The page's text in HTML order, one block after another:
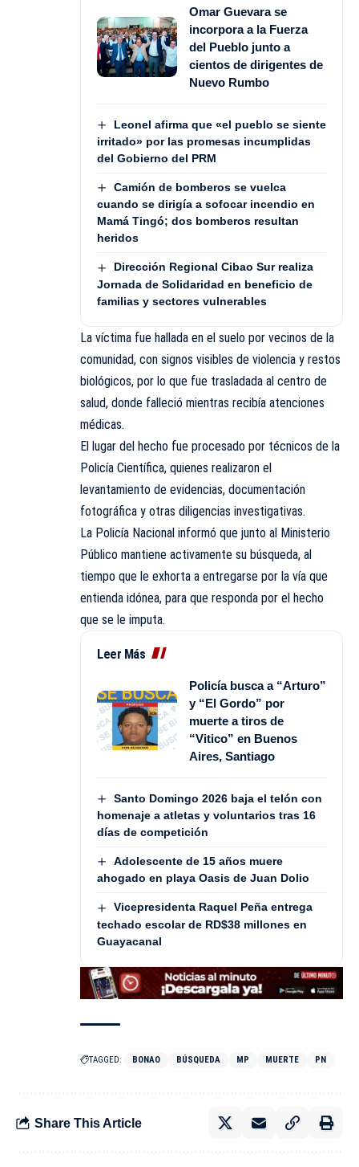
Omar Guevara se
incorpora a la Fuerza
del Pueblo junto a
cientos de dirigentes de
Nuevo Rumbo
Leonel afirma que «el pueblo se siente
irritado» por las promesas incumplidas
del Gobierno del PRM
Camión de bomberos se vuelca
cuando se dirigía a sofocar incendio en
Mamá Tingó; dos bomberos resultan
heridos
Dirección Regional Cibao Sur realiza
Jornada de Solidaridad en beneficio de
familias y sectores vulnerables
La víctima fue hallada en el suelo por vecinos de la
comunidad, con signos visibles de violencia y restos
biológicos, por lo que fue trasladada al centro de
salud, donde falleció mientras recibía atenciones
médicas.
El lugar del hecho fue procesado por técnicos de la
Policía Científica, quienes realizaron el
levantamiento de evidencias, documentación
fotográfica y otras diligencias investigativas.
La Policía Nacional informó que junto al Ministerio
Público mantiene activamente su búsqueda, al
tiempo que le exhorta a entregarse por la vía que
entienda idónea, para que responda por el hecho
que se le imputa.
Leer Más
Policía busca a “Arturo”
y “El Gordo” por
muerte a tiros de
“Vitico” en Buenos
Aires, Santiago
Santo Domingo 2026 baja el telón con
homenaje a atletas y voluntarios tras 16
días de competición
Adolescente de 15 años muere
ahogado en playa Oasis de Juan Dolio
Vicepresidenta Raquel Peña entrega
techado escolar de RD$38 millones en
Guayacanal
TAGGED: BONAO BÚSQUEDA MP MUERTE PN
Share This Article